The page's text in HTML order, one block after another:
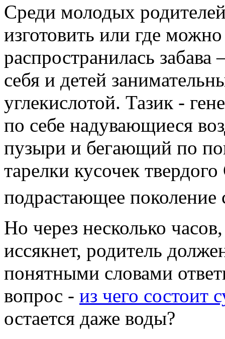
Среди молодых
изготовить или где
распространилась забава
себя и детей
углекислотой. Тазик -
по себе надувающиеся
пузыри и бегающий по
тарелки кусочек твердого
подрастающее
Но через несколько
иссякнет, родитель
понятными словами
вопрос - из чего состоит
остается даже воды?